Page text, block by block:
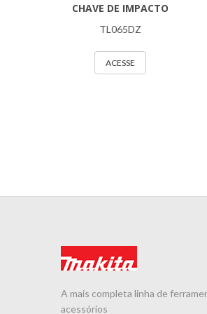
CHAVE DE IMPACTO
TL065DZ
ACESSE
A mais completa linha de
acessórios